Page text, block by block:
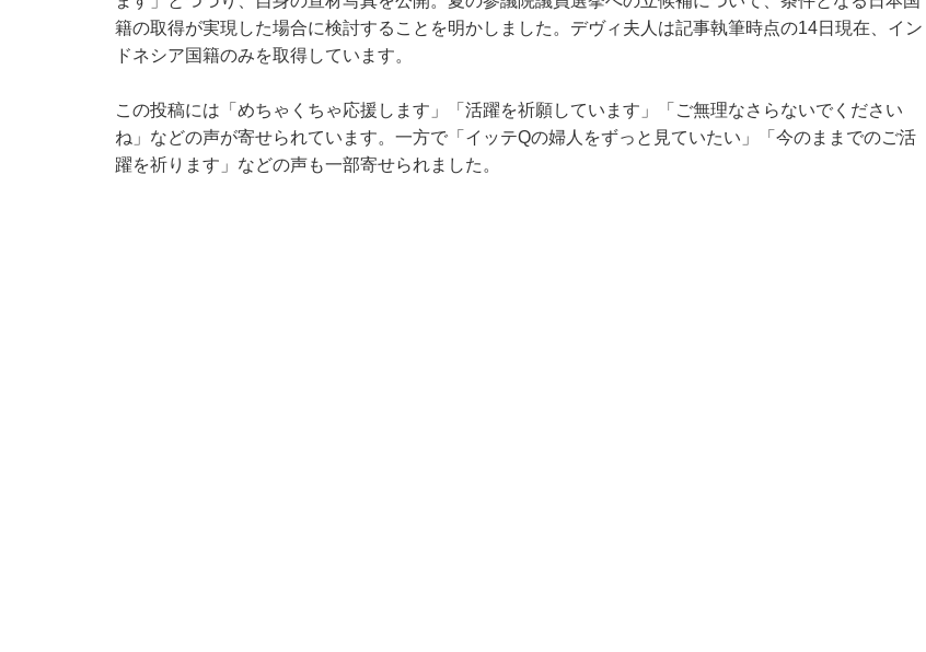
籍の取得が実現した場合に検討することを明かしました。デヴィ夫人は記事執筆時点の14日現在、イン
ドネシア国籍のみを取得しています。
この投稿には「めちゃくちゃ応援します」「活躍を祈願しています」「ご無理なさらないでください
ね」などの声が寄せられています。一方で「イッテQの婦人をずっと見ていたい」「今のままでのご活
躍を祈ります」などの声も一部寄せられました。